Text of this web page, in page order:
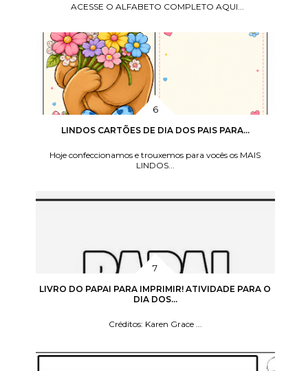
ACESSE O ALFABETO COMPLETO AQUI...
LINDOS CARTÕES DE DIA DOS PAIS PARA...
Hoje confeccionamos e trouxemos para vocês os MAIS
LINDOS...
LIVRO DO PAPAI PARA IMPRIMIR! ATIVIDADE PARA O
DIA DOS...
Créditos: Karen Grace ...